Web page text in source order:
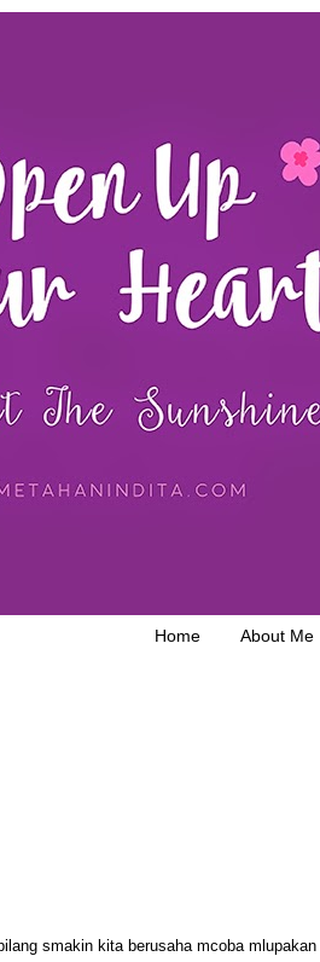
Home About Me
smakin kita berusaha mcoba